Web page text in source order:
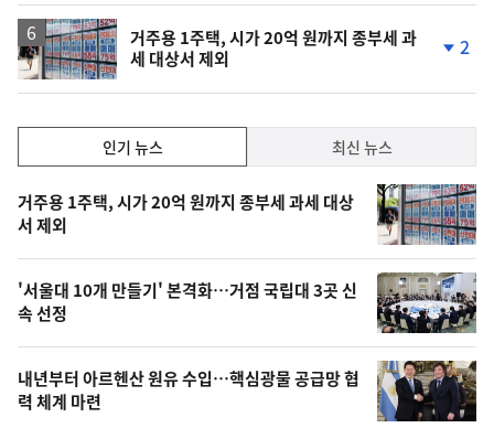
하
거주용 1주택, 시가 20억 원까지 종부세 과
세 대상서 제외
하
락
2
기,
최
신,
오
늘
의
영
상
인기 뉴스 최신 뉴스
기
뉴
스
거주용 1주택, 시가 20억 원까지 종부세 과세 대상
서 제외
'서울대 10개 만들기' 본격화…거점 국립대 3곳 신
속 선정
내년부터 아르헨산 원유 수입…핵심광물 공급망 협
력 체계 마련